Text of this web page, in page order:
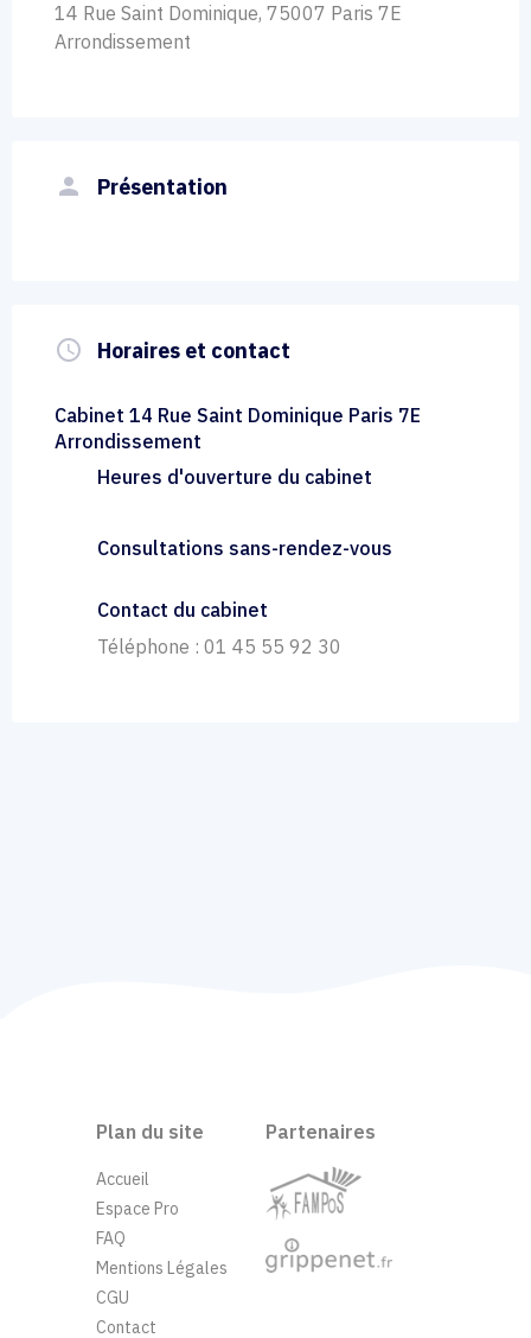
14 Rue Saint Dominique, 75007 Paris 7E
Arrondissement
person Présentation
query_builder Horaires et contact
Cabinet 14 Rue Saint Dominique Paris 7E
Arrondissement
Heures d'ouverture du cabinet
Consultations sans-rendez-vous
Contact du cabinet
Téléphone : 01 45 55 92 30
Plan du site
Accueil
Espace Pro
FAQ
Mentions Légales
CGU
Contact
Partenaires